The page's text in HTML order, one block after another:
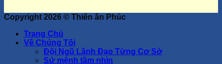
Copyright 2026 © Thiên ân Phúc
Trang Chủ
Về Chúng Tôi
Đội Ngũ Lãnh Đạo Từng Cơ Sở
Sứ mệnh tầm nhìn